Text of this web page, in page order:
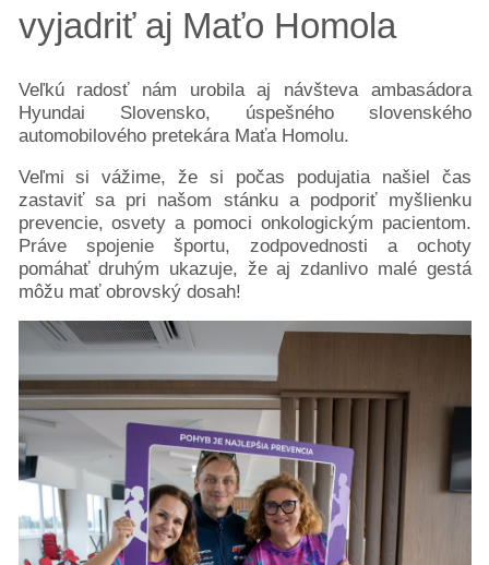
vyjadriť aj Maťo Homola
Veľkú radosť nám urobila aj návšteva ambasádora
Hyundai Slovensko, úspešného slovenského
automobilového pretekára Maťa Homolu.
Veľmi si vážime, že si počas podujatia našiel čas
zastaviť sa pri našom stánku a podporiť myšlienku
prevencie, osvety a pomoci onkologickým pacientom.
Práve spojenie športu, zodpovednosti a ochoty
pomáhať druhým ukazuje, že aj zdanlivo malé gestá
môžu mať obrovský dosah!